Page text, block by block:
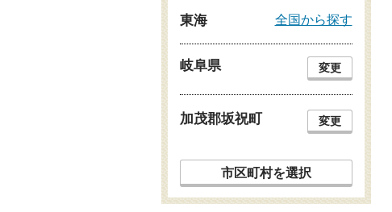
東海 全国から探す
岐阜県 変更
加茂郡坂祝町 変更
市区町村を選択